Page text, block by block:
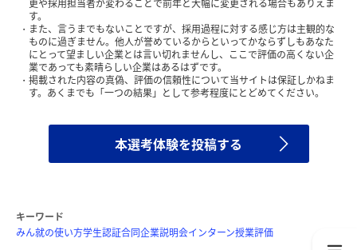
更や採用担当者が変わることで前年と大幅に変更される場合もありえま
す。
また、言うまでもないことですが、採用過程に対する感じ方は主観的な
ものに過ぎません。他人が誉めているからといってかならずしもあなた
にとって望ましい企業とは言い切れませんし、ここで評価の高くない企
業であっても素晴らしい企業はあるはずです。
掲載された内容の真偽、評価の信頼性について当サイトは保証しかねま
す。あくまでも「一つの結果」として参考程度にとどめてください。
本選考体験を投稿する
キーワード
みん就の使い方学生認証合同企業説明会インターン授業評価